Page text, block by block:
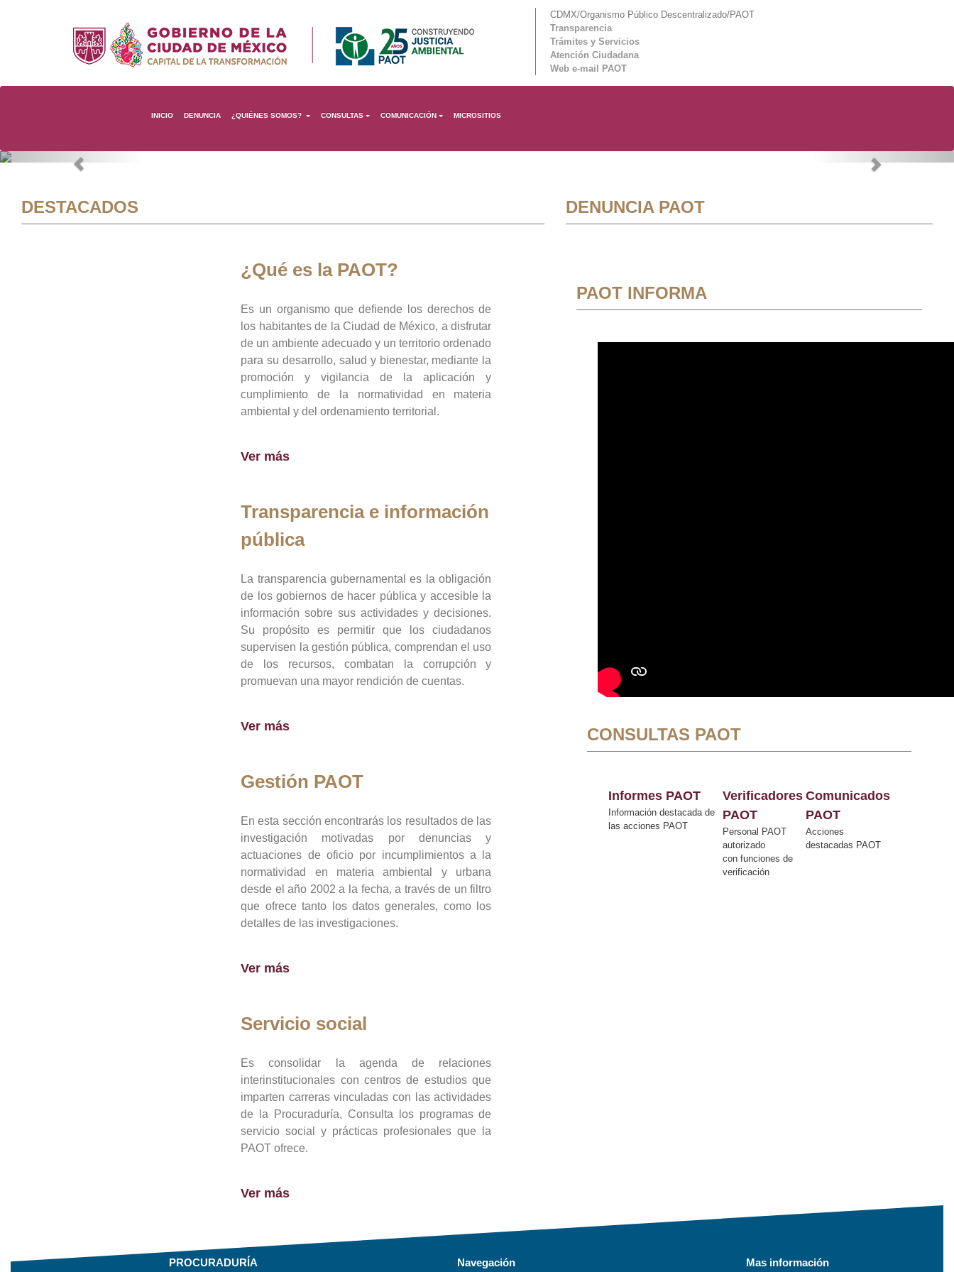
CDMX/Organismo Público Descentralizado/PAOT
Transparencia
Trámites y Servicios
Atención Ciudadana
Web e-mail PAOT
INICIO DENUNCIA ¿QUIÉNES SOMOS? CONSULTAS COMUNICACIÓN MICROSITIOS
Previous Next
DESTACADOS
¿Qué es la PAOT?
Es un organismo que defiende los derechos de
los habitantes de la Ciudad de México, a disfrutar
de un ambiente adecuado y un territorio ordenado
para su desarrollo, salud y bienestar, mediante la
promoción y vigilancia de la aplicación y
cumplimiento de la normatividad en materia
ambiental y del ordenamiento territorial.
Ver más
Transparencia e información
pública
La transparencia gubernamental es la obligación
de los gobiernos de hacer pública y accesible la
información sobre sus actividades y decisiones.
Su propósito es permitir que los ciudadanos
supervisen la gestión pública, comprendan el uso
de los recursos, combatan la corrupción y
promuevan una mayor rendición de cuentas.
Ver más
Gestión PAOT
En esta sección encontrarás los resultados de las
investigación motivadas por denuncias y
actuaciones de oficio por incumplimientos a la
normatividad en materia ambiental y urbana
desde el año 2002 a la fecha, a través de un filtro
que ofrece tanto los datos generales, como los
detalles de las investigaciones.
Ver más
Servicio social
Es consolidar la agenda de relaciones
interinstitucionales con centros de estudios que
imparten carreras vinculadas con las actividades
de la Procuraduría, Consulta los programas de
servicio social y prácticas profesionales que la
PAOT ofrece.
Ver más
DENUNCIA PAOT
PAOT INFORMA
CONSULTAS PAOT
Informes PAOT
Información destacada de
las acciones PAOT
Verificadores
PAOT
Personal PAOT
autorizado
con funciones de
verificación
Comunicados
PAOT
Acciones
destacadas PAOT
PROCURADURÍA Navegación Mas información